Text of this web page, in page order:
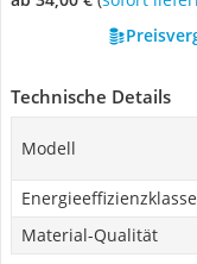
Technische Details
Modell
Energieeffizienzklasse
Material-Qualität